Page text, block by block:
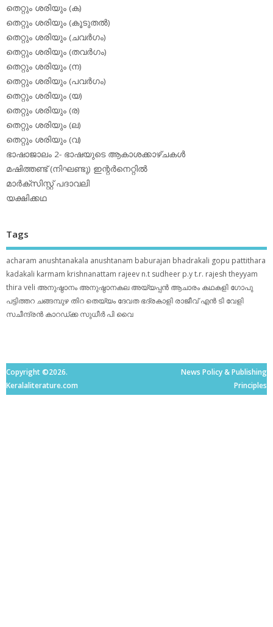
തെറ്റും ശരിയും (ക)
തെറ്റും ശരിയും (കൂടുതല്‍)
തെറ്റും ശരിയും (ചവര്‍ഗം)
തെറ്റും ശരിയും (തവര്‍ഗം)
തെറ്റും ശരിയും (ന)
തെറ്റും ശരിയും (പവര്‍ഗം)
തെറ്റും ശരിയും (യ)
തെറ്റും ശരിയും (ര)
തെറ്റും ശരിയും (ല)
തെറ്റും ശരിയും (വ)
ഭാഷാജാലം 2- ഭാഷയുടെ ആകാശക്കാഴ്ചകള്‍
മഷിത്തണ്ട് (നിഘണ്ടു) ഇന്റര്‍നെറ്റില്‍
മാര്‍ക്‌സിസ്റ്റ് പദാവലി
യക്ഷിക്കഥ
Tags
acharam anushtanakala anushtanam baburajan bhadrakali gopu pattithara
kadakali karmam krishnanattam rajeev n.t sudheer p.yt.r. rajesh theyyam
thira veli അനുഷ്ഠാനം അനുഷ്ഠാനകല അയ്യപ്പന്‍ ആചാരം കഥകളി ഗോപു
പട്ടിത്തറ ചങ്ങമ്പുഴ തിറ തെയ്യം ദേവത ഭദ്രകാളി രാജീവ് എൻ ടി വേളി
സചീന്ദ്രന്‍ കാറഡ്ക്ക സുധീര്‍ പി വൈ
Copyright ©2026.
Keralaliterature.com
News Policy & Publishing
Principles